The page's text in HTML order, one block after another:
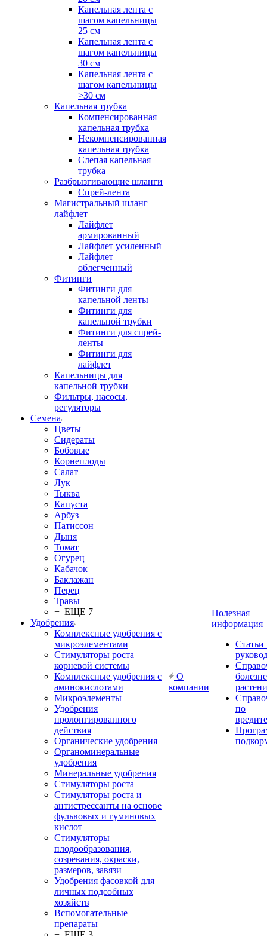
Капельная лента с
шагом капельницы
25 см
Капельная лента с
шагом капельницы
30 см
Капельная лента с
шагом капельницы
>30 см
Капельная трубка
Компенсированная
капельная трубка
Некомпенсированная
капельная трубка
Слепая капельная
трубка
Разбрызгивающие шланги
Спрей-лента
Магистральный шланг
лайфлет
Лайфлет
армированный
Лайфлет усиленный
Лайфлет
облегченный
Фитинги
Фитинги для
капельной ленты
Фитинги для
капельной трубки
Фитинги для спрей-
ленты
Фитинги для
лайфлет
Капельницы для
капельной трубки
Фильтры, насосы,
регуляторы
Семена
Цветы
Сидераты
Бобовые
Корнеплоды
Салат
Лук
Тыква
Капуста
Арбуз
Патиссон
Дыня
Томат
Огурец
Кабачок
Баклажан
Перец
Травы
+ ЕЩЕ 7
Удобрения
Комплексные удобрения с
микроэлементами
Стимуляторы роста
корневой системы
Комплексные удобрения с
аминокислотами
Микроэлементы
Удобрения
пролонгированного
действия
Органические удобрения
Органоминеральные
удобрения
Минеральные удобрения
Стимуляторы роста
Стимуляторы роста и
антистрессанты на основе
фульвовых и гуминовых
кислот
Стимуляторы
плодообразования,
созревания, окраски,
размеров, завязи
Удобрения фасовкой для
личных подсобных
хозяйств
Вспомогательные
препараты
О
компании
Полезная
информация
Статьи
по